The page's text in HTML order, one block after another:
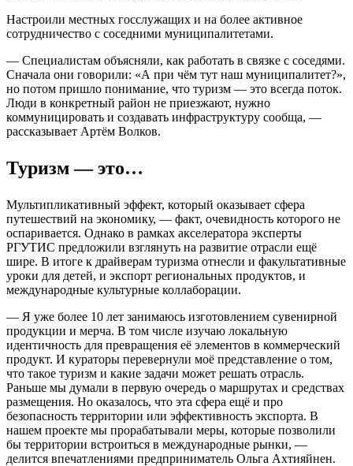
Настроили местных госслужащих и на более активное
сотрудничество с соседними муниципалитетами.
— Специалистам объясняли, как работать в связке с соседями.
Сначала они говорили: «А при чём тут наш муниципалитет?»,
но потом пришло понимание, что туризм — это всегда поток.
Люди в конкретный район не приезжают, нужно
коммуницировать и создавать инфраструктуру сообща, —
рассказывает Артём Волков.
Туризм — это…
Мультипликативный эффект, который оказывает сфера
путешествий на экономику, — факт, очевидность которого не
оспаривается. Однако в рамках акселератора эксперты
РГУТИС предложили взглянуть на развитие отрасли ещё
шире. В итоге к драйверам туризма отнесли и факультативные
уроки для детей, и экспорт региональных продуктов, и
международные культурные коллаборации.
— Я уже более 10 лет занимаюсь изготовлением сувенирной
продукции и мерча. В том числе изучаю локальную
идентичность для превращения её элементов в коммерческий
продукт. И кураторы перевернули моё представление о том,
что такое туризм и какие задачи может решать отрасль.
Раньше мы думали в первую очередь о маршрутах и средствах
размещения. Но оказалось, что эта сфера ещё и про
безопасность территории или эффективность экспорта. В
нашем проекте мы прорабатывали меры, которые позволили
бы территории встроиться в международные рынки, —
делится впечатлениями предприниматель Ольга Ахтияйнен.